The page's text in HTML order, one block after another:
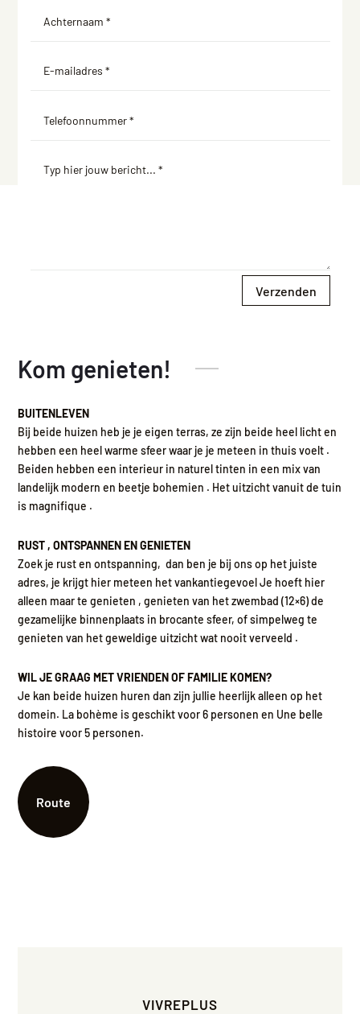
Verzenden
Kom genieten!
BUITENLEVEN
Bij beide huizen heb je je eigen terras, ze zijn beide heel licht en
hebben een heel warme sfeer waar je je meteen in thuis voelt .
Beiden hebben een interieur in naturel tinten in een mix van
landelijk modern en beetje bohemien . Het uitzicht vanuit de tuin
is magnifique .
RUST , ONTSPANNEN EN GENIETEN
Zoek je rust en ontspanning, dan ben je bij ons op het juiste
adres, je krijgt hier meteen het vankantiegevoel Je hoeft hier
alleen maar te genieten , genieten van het zwembad (12×6) de
gezamelijke binnenplaats in brocante sfeer, of simpelweg te
genieten van het geweldige uitzicht wat nooit verveeld .
WIL JE GRAAG MET VRIENDEN OF FAMILIE KOMEN?
Je kan beide huizen huren dan zijn jullie heerlijk alleen op het
domein. La bohème is geschikt voor 6 personen en Une belle
histoire voor 5 personen.
VIVREPLUS